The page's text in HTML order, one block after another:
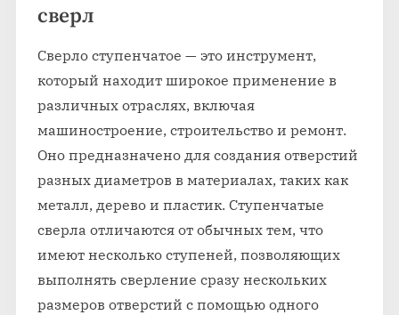
сверл
Сверло ступенчатое — это инструмент,
который находит широкое применение в
различных отраслях, включая
машиностроение, строительство и ремонт.
Оно предназначено для создания отверстий
разных диаметров в материалах, таких как
металл, дерево и пластик. Ступенчатые
сверла отличаются от обычных тем, что
имеют несколько ступеней, позволяющих
выполнять сверление сразу нескольких
размеров отверстий с помощью одного